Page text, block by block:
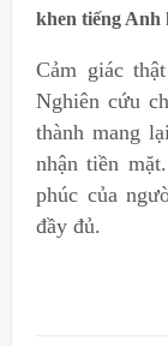
khen tiếng Anh
Cảm giác
Nghiên cứu
thành mang
nhận tiền
phúc của
đầy đủ.